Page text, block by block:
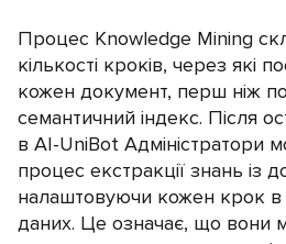
Процес Knowledge Mining
кількості кроків, через які
кожен документ, перш ніж
семантичний індекс. Після
в AI-UniBot Адміністратори
процес екстракції знань із
налаштовуючи кожен крок
даних. Це означає, що вони